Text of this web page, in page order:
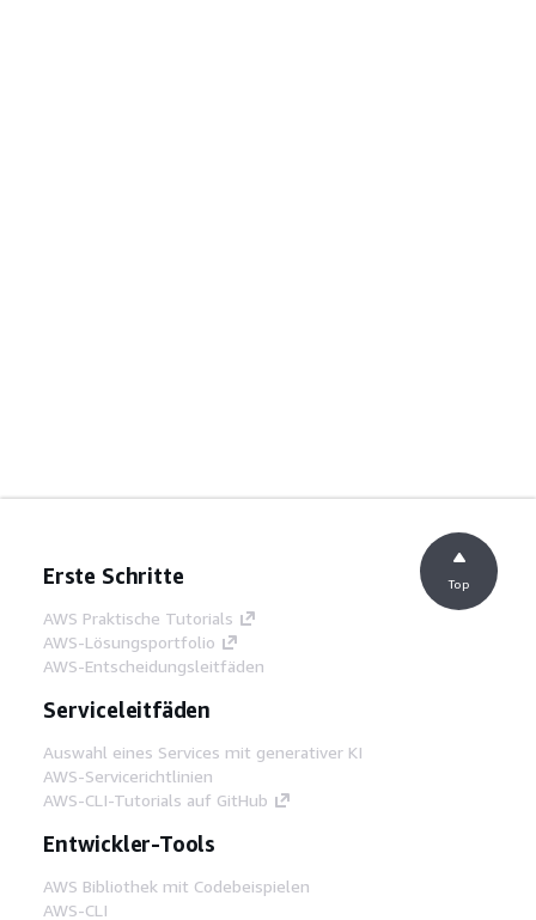
Erste Schritte
AWS Praktische Tutorials
AWS-Lösungsportfolio
AWS-Entscheidungsleitfäden
Serviceleitfäden
Auswahl eines Services mit generativer KI
AWS-Servicerichtlinien
AWS-CLI-Tutorials auf GitHub
Entwickler-Tools
AWS Bibliothek mit Codebeispielen
AWS-CLI
Top